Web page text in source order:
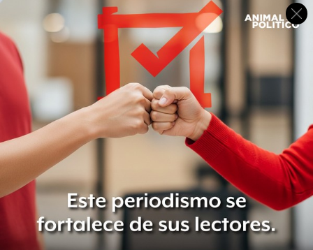
El mandatario electo reiteró que su seguridad la
garantizarán los ciudadanos, y entre ellos afirmó que se
encuentran soldados, policías y marinos, pues los
militares, sostuvo, “son gente del pueblo con uniforme”.